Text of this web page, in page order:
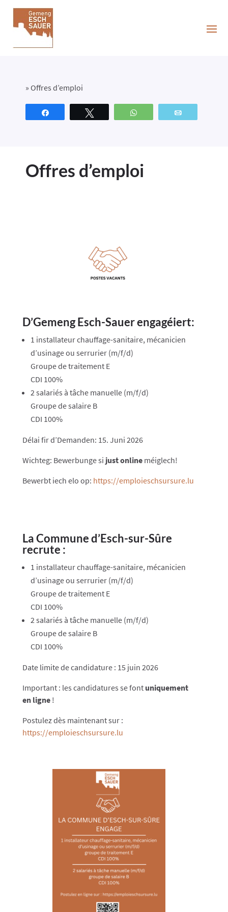
» Offres d’emploi
WhatsApp
Offres d’emploi
D’Gemeng Esch-Sauer engagéiert:
1 installateur chauffage-sanitaire, mécanicien
d’usinage ou serrurier (m/f/d)
Groupe de traitement E
CDI 100%
2 salariés à tâche manuelle (m/f/d)
Groupe de salaire B
CDI 100%
Délai fir d’Demanden: 15. Juni 2026
Wichteg: Bewerbunge si just onlineméiglech!
Bewerbt iech elo op: https://emploieschsursure.lu
La Commune d’Esch-sur-Sûre
recrute :
1 installateur chauffage-sanitaire, mécanicien
d’usinage ou serrurier (m/f/d)
Groupe de traitement E
CDI 100%
2 salariés à tâche manuelle (m/f/d)
Groupe de salaire B
CDI 100%
Date limite de candidature : 15 juin 2026
Important : les candidatures se font uniquement
en ligne!
Postulez dès maintenant sur :
https://emploieschsursure.lu